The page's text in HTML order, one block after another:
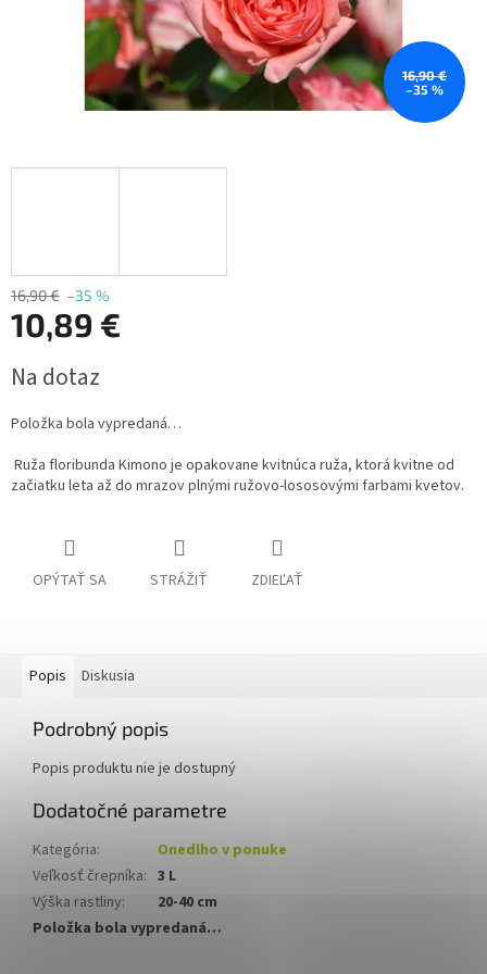
16,90 €
–35 %
16,90 € –35 %
10,89 €
cena:
Na dotaz
Položka bola vypredaná…
Ruža floribunda Kimono je opakovane kvitnúca ruža, ktorá kvitne od
začiatku leta až do mrazov plnými ružovo-lososovými farbami kvetov.
OPÝTAŤ SA STRÁŽIŤ ZDIEĽAŤ
Popis Diskusia
Podrobný popis
Popis produktu nie je dostupný
Dodatočné parametre
Kategória:
Onedlho v ponuke
Veľkosť črepníka: 3 L
Výška rastliny:
20-40 cm
Položka bola vypredaná…